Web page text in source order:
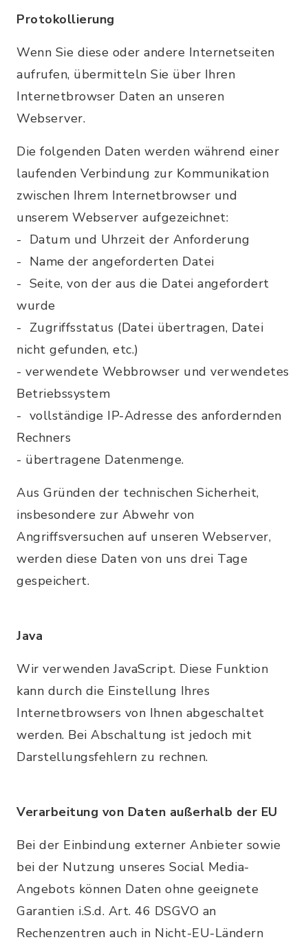
Protokollierung
Wenn Sie diese oder andere Internetseiten
aufrufen, übermitteln Sie über Ihren
Internetbrowser Daten an unseren
Webserver.
Die folgenden Daten werden während einer
laufenden Verbindung zur Kommunikation
zwischen Ihrem Internetbrowser und
unserem Webserver aufgezeichnet:
- Datum und Uhrzeit der Anforderung
- Name der angeforderten Datei
- Seite, von der aus die Datei angefordert
wurde
- Zugriffsstatus (Datei übertragen, Datei
nicht gefunden, etc.)
- verwendete Webbrowser und verwendetes
Betriebssystem
- vollständige IP-Adresse des anfordernden
Rechners
- übertragene Datenmenge.
Aus Gründen der technischen Sicherheit,
insbesondere zur Abwehr von
Angriffsversuchen auf unseren Webserver,
werden diese Daten von uns drei Tage
gespeichert.
Java
Wir verwenden JavaScript. Diese Funktion
kann durch die Einstellung Ihres
Internetbrowsers von Ihnen abgeschaltet
werden. Bei Abschaltung ist jedoch mit
Darstellungsfehlern zu rechnen.
Verarbeitung von Daten außerhalb der EU
Bei der Einbindung externer Anbieter sowie
bei der Nutzung unseres Social Media-
Angebots können Daten ohne geeignete
Garantien i.S.d. Art. 46 DSGVO an
Rechenzentren auch in Nicht-EU-Ländern